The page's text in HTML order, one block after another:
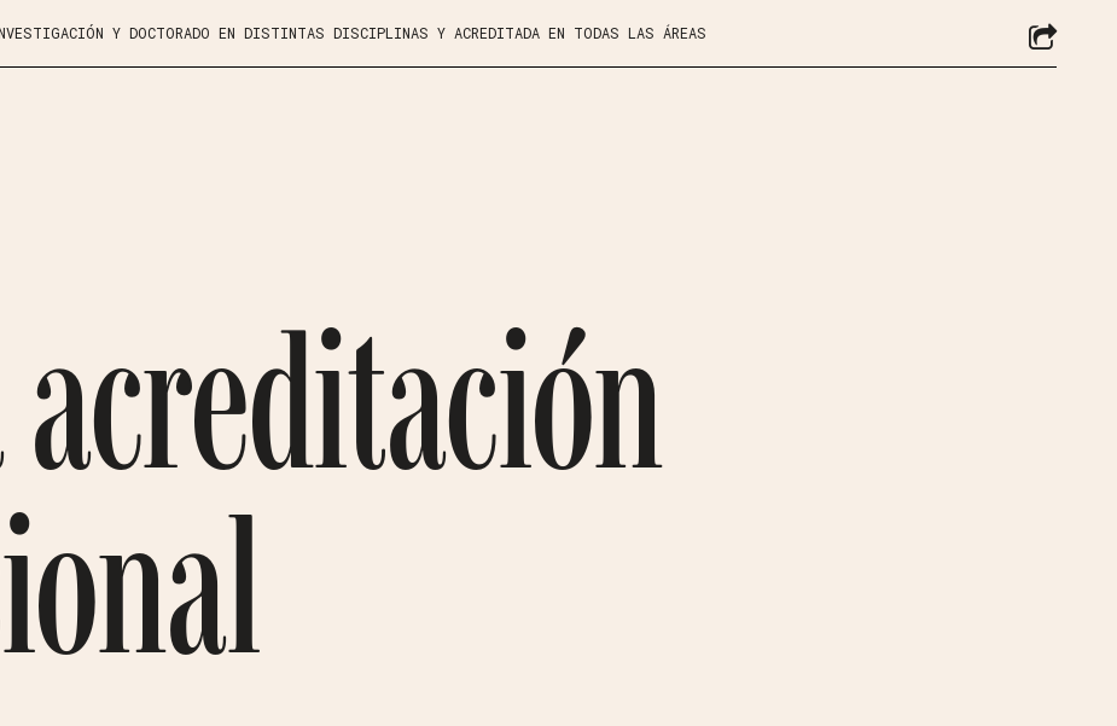
Y DOCTORADO EN DISTINTAS DISCIPLINAS Y ACREDITADA EN TODAS LAS ÁREAS